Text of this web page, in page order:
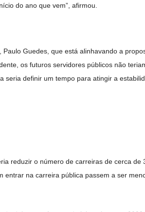
do ano que vem”, afirmou.
Guedes, que está alinhavando a
os futuros servidores públicos não
seria definir um tempo para atingir a
reduzir o número de carreiras de cerca de
entrar na carreira pública passem a ser